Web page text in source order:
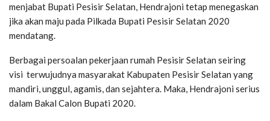
menjabat Bupati Pesisir Selatan, Hendrajoni tetap menegaskan
jika akan maju pada Pilkada Bupati Pesisir Selatan 2020
mendatang.
Berbagai persoalan pekerjaan rumah Pesisir Selatan seiring
visi terwujudnya masyarakat Kabupaten Pesisir Selatan yang
mandiri, unggul, agamis, dan sejahtera. Maka, Hendrajoni serius
dalam Bakal Calon Bupati 2020.